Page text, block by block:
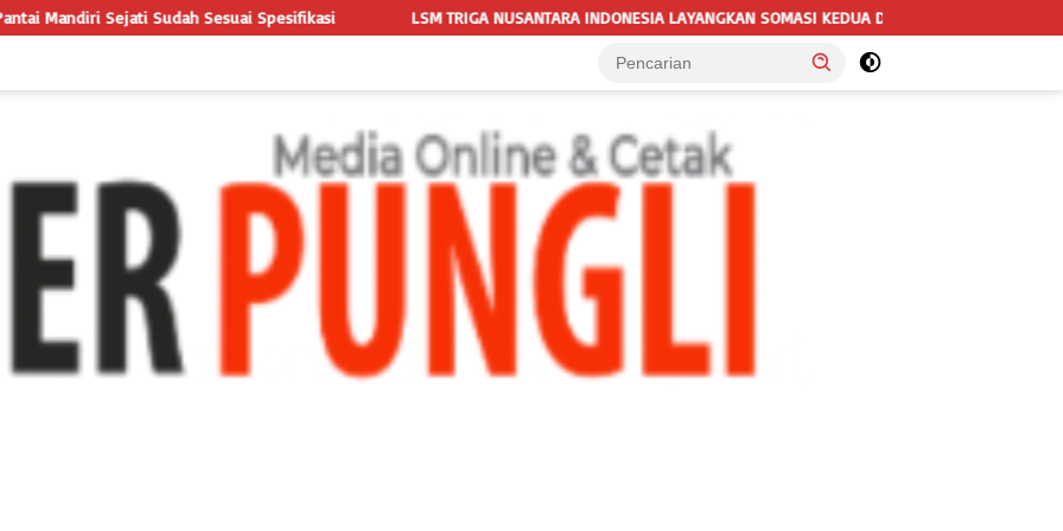
Sesuai Spesifikasi LSM TRIGA NUSANTARA INDONESIA LAYANGKAN SOMASI KEDUA DAN TERAKHIR KEPADA RUTAN KELAS IIB